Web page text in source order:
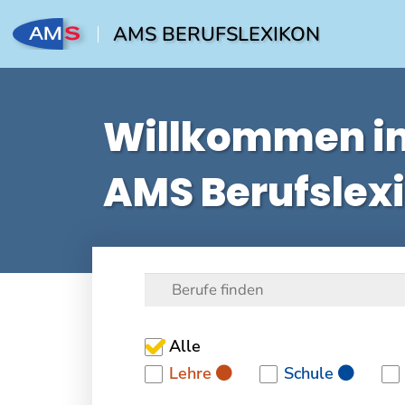
AMS BERUFSLEXIKON
Willkommen
AMS
Alle
Lehre
Schule